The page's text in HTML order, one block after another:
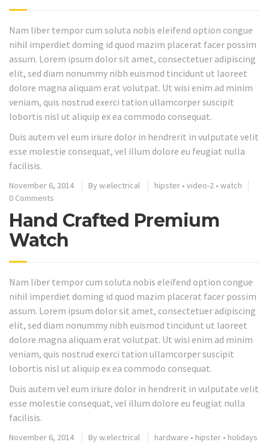
Nam liber tempor cum soluta nobis eleifend option congue
nihil imperdiet doming id quod mazim placerat facer possim
assum. Lorem ipsum dolor sit amet, consectetuer adipiscing
elit, sed diam nonummy nibh euismod tincidunt ut laoreet
dolore magna aliquam erat volutpat. Ut wisi enim ad minim
veniam, quis nostrud exerci tation ullamcorper suscipit
lobortis nisl ut aliquip ex ea commodo consequat.
Duis autem vel eum iriure dolor in hendrerit in vulputate velit
esse molestie consequat, vel illum dolore eu feugiat nulla
facilisis.
November 6, 2014 By w.electrical hipster • video-2 • watch
0 Comments
Hand Crafted Premium
Watch
Nam liber tempor cum soluta nobis eleifend option congue
nihil imperdiet doming id quod mazim placerat facer possim
assum. Lorem ipsum dolor sit amet, consectetuer adipiscing
elit, sed diam nonummy nibh euismod tincidunt ut laoreet
dolore magna aliquam erat volutpat. Ut wisi enim ad minim
veniam, quis nostrud exerci tation ullamcorper suscipit
lobortis nisl ut aliquip ex ea commodo consequat.
Duis autem vel eum iriure dolor in hendrerit in vulputate velit
esse molestie consequat, vel illum dolore eu feugiat nulla
facilisis.
November 6, 2014 By w.electrical hardware • hipster • holidays